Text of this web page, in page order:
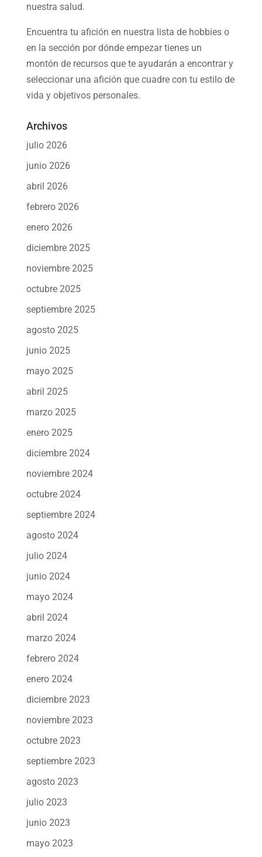
nuestra salud.
Encuentra tu afición en nuestra lista de hobbieso
en la sección por dónde empezar tienes un
montón de recursos que te ayudarán a encontrar y
seleccionar una afición que cuadre con tu estilo de
vida y objetivos personales.
Archivos
julio 2026
junio 2026
abril 2026
febrero 2026
enero 2026
diciembre 2025
noviembre 2025
octubre 2025
septiembre 2025
agosto 2025
junio 2025
mayo 2025
abril 2025
marzo 2025
enero 2025
diciembre 2024
noviembre 2024
octubre 2024
septiembre 2024
agosto 2024
julio 2024
junio 2024
mayo 2024
abril 2024
marzo 2024
febrero 2024
enero 2024
diciembre 2023
noviembre 2023
octubre 2023
septiembre 2023
agosto 2023
julio 2023
junio 2023
mayo 2023